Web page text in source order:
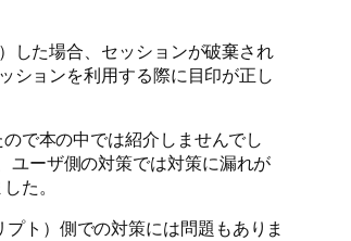
した場合、セッションが破棄され
ションを利用する際に目印が正し
で本の中では紹介しませんでし
ユーザ側の対策では対策に漏れが
た。
ト）側での対策には問題もありま